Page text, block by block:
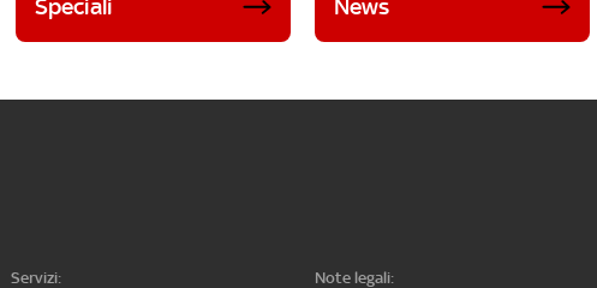
Speciali News
Servizi:
Note legali: